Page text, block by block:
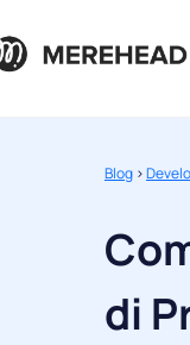
Blog >
di